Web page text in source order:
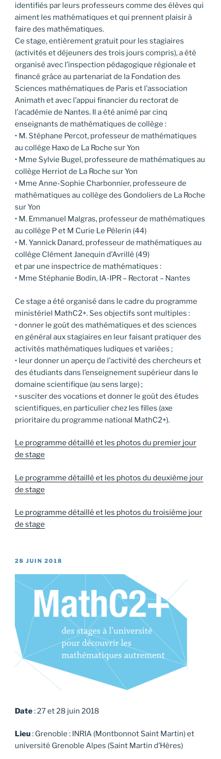
identifiés par leurs professeurs comme des élèves qui
aiment les mathématiques et qui prennent plaisir à
faire des mathématiques.
Ce stage, entièrement gratuit pour les stagiaires
(activités et déjeuners des trois jours compris), a été
organisé avec l’inspection pédagogique régionale et
financé grâce au partenariat de la Fondation des
Sciences mathématiques de Paris et l’association
Animath et avec l’appui financier du rectorat de
l’académie de Nantes. Il a été animé par cinq
enseignants de mathématiques de collège :
• M. Stéphane Percot, professeur de mathématiques
au collège Haxo de La Roche sur Yon
• Mme Sylvie Bugel, professeure de mathématiques au
collège Herriot de La Roche sur Yon
• Mme Anne-Sophie Charbonnier, professeure de
mathématiques au collège des Gondoliers de La Roche
sur Yon
• M. Emmanuel Malgras, professeur de mathématiques
au collège P et M Curie Le Pélerin (44)
• M. Yannick Danard, professeur de mathématiques au
collège Clément Janequin d’Avrillé (49)
et par une inspectrice de mathématiques :
• Mme Stéphanie Bodin, IA-IPR – Rectorat – Nantes
Ce stage a été organisé dans le cadre du programme
ministériel MathC2+. Ses objectifs sont multiples :
• donner le goût des mathématiques et des sciences
en général aux stagiaires en leur faisant pratiquer des
activités mathématiques ludiques et variées ;
• leur donner un aperçu de l’activité des chercheurs et
des étudiants dans l’enseignement supérieur dans le
domaine scientifique (au sens large) ;
• susciter des vocations et donner le goût des études
scientifiques, en particulier chez les filles (axe
prioritaire du programme national MathC2+).
Le programme détaillé et les photos du premier jour
de stage
Le programme détaillé et les photos du deuxième jour
de stage
Le programme détaillé et les photos du troisième jour
de stage
PUBLIÉ
28 JUIN 2018
Date: 27 et 28 juin 2018
Lieu: Grenoble : INRIA (Montbonnot Saint Martin) et
université Grenoble Alpes (Saint Martin d’Hères)